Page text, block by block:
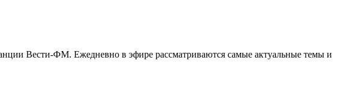
Вести-ФМ. Ежедневно в эфире рассматриваются самые актуальные темы и